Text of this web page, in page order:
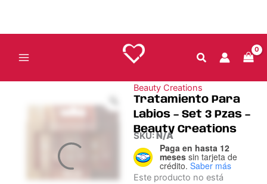
contenido
Beauty Creations
Tratamiento Para
Labios – Set 3 Pzas –
Beauty Creations
SKU:N/A
Paga en hasta 12
meses sin tarjeta de
crédito. Saber más
Este producto no está